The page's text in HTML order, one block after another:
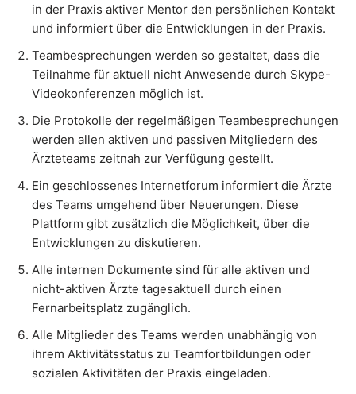
in der Praxis aktiver Mentor den persönlichen Kontakt
und informiert über die Entwicklungen in der Praxis.
Teambesprechungen werden so gestaltet, dass die
Teilnahme für aktuell nicht Anwesende durch Skype-
Videokonferenzen möglich ist.
Die Protokolle der regelmäßigen Teambesprechungen
werden allen aktiven und passiven Mitgliedern des
Ärzteteams zeitnah zur Verfügung gestellt.
Ein geschlossenes Internetforum informiert die Ärzte
des Teams umgehend über Neuerungen. Diese
Plattform gibt zusätzlich die Möglichkeit, über die
Entwicklungen zu diskutieren.
Alle internen Dokumente sind für alle aktiven und
nicht-aktiven Ärzte tagesaktuell durch einen
Fernarbeitsplatz zugänglich.
Alle Mitglieder des Teams werden unabhängig von
ihrem Aktivitätsstatus zu Teamfortbildungen oder
sozialen Aktivitäten der Praxis eingeladen.